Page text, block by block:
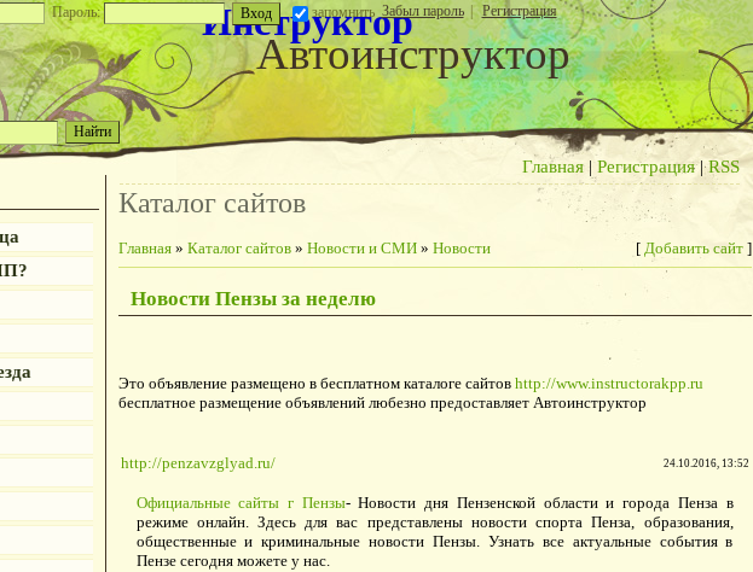
Пароль: запомнить Забыл пароль | Регистрация
Автоинструктор
Инструктор
Главная| Регистрация|RSS
Каталог сайтов
Главная» Каталог сайтов» Новости и СМИ» Новости [ Добавить сайт]
Новости Пензы за неделю
Это объявление размещено в бесплатном каталоге сайтов http://www.instructorakpp.ru
бесплатное размещение объявлений любезно предоставляет Автоинструктор
http://penzavzglyad.ru/ 24.10.2016, 13:52
Официальные сайты г Пензы- Новости дня Пензенской области и города Пенза в
режиме онлайн. Здесь для вас представлены новости спорта Пенза, образования,
общественные и криминальные новости Пензы. Узнать все актуальные события в
Пензе сегодня можете у нас.